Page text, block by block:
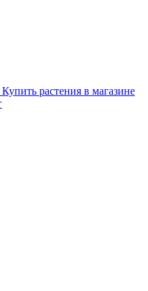
растения в магазине